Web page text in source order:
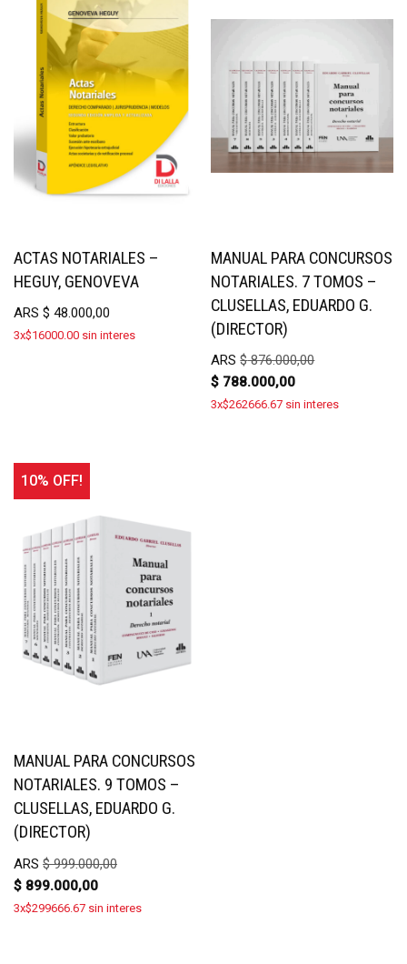
ACTAS NOTARIALES –
HEGUY, GENOVEVA
ARS $ 48.000,00
3x$16000.00 sin interes
MANUAL PARA CONCURSOS
NOTARIALES. 7 TOMOS –
CLUSELLAS, EDUARDO G.
(DIRECTOR)
ARS$876.000,00
$ 788.000,00
3x$262666.67 sin interes
10% OFF!
MANUAL PARA CONCURSOS
NOTARIALES. 9 TOMOS –
CLUSELLAS, EDUARDO G.
(DIRECTOR)
ARS $999.000,00
$ 899.000,00
3x$299666.67 sin interes